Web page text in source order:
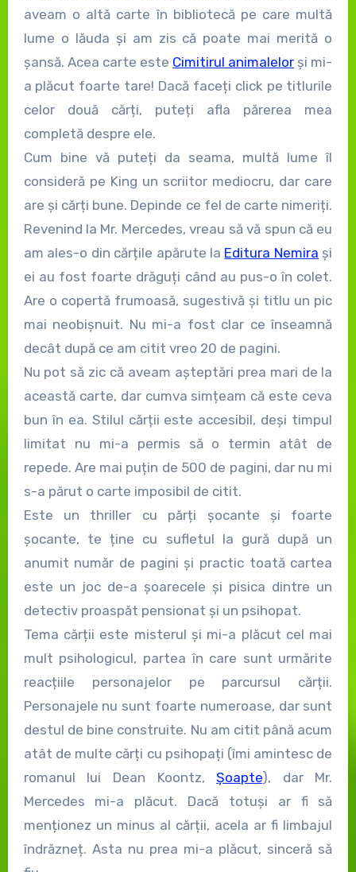
aveam o altă carte în bibliotecă pe care multă
lume o lăuda și am zis că poate mai merită o
șansă. Acea carte este Cimitirul animalelor și mi-
a plăcut foarte tare! Dacă faceți click pe titlurile
celor două cărți, puteți afla părerea mea
completă despre ele.
Cum bine vă puteți da seama, multă lume îl
consideră pe King un scriitor mediocru, dar care
are și cărți bune. Depinde ce fel de carte nimeriți.
Revenind la Mr. Mercedes, vreau să vă spun că eu
am ales-o din cărțile apărute la Editura Nemira și
ei au fost foarte drăguți când au pus-o în colet.
Are o copertă frumoasă, sugestivă și titlu un pic
mai neobișnuit. Nu mi-a fost clar ce înseamnă
decât după ce am citit vreo 20 de pagini.
Nu pot să zic că aveam așteptări prea mari de la
această carte, dar cumva simțeam că este ceva
bun în ea. Stilul cărții este accesibil, deși timpul
limitat nu mi-a permis să o termin atât de
repede. Are mai puțin de 500 de pagini, dar nu mi
s-a părut o carte imposibil de citit.
Este un thriller cu părți șocante și foarte
șocante, te ține cu sufletul la gură după un
anumit număr de pagini și practic toată cartea
este un joc de-a șoarecele și pisica dintre un
detectiv proaspăt pensionat și un psihopat.
Tema cărții este misterul și mi-a plăcut cel mai
mult psihologicul, partea în care sunt urmărite
reacțiile personajelor pe parcursul cărții.
Personajele nu sunt foarte numeroase, dar sunt
destul de bine construite. Nu am citit până acum
atât de multe cărți cu psihopați (îmi amintesc de
romanul lui Dean Koontz,Șoapte), dar Mr.
Mercedes mi-a plăcut. Dacă totuși ar fi să
menționez un minus al cărții, acela ar fi limbajul
îndrăzneț. Asta nu prea mi-a plăcut, sinceră să